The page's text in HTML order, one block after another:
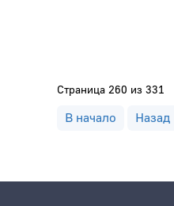
Страница 260 из 331
В начало Назад